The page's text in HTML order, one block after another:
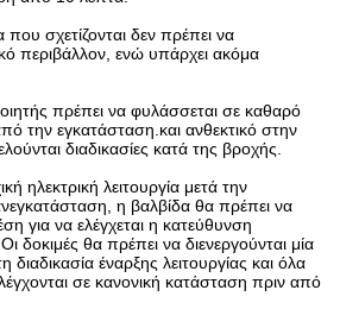
που σχετίζονται δεν πρέπει να
περιβάλλον, ενώ υπάρχει ακόμα
πρέπει να φυλάσσεται σε καθαρό
την εγκατάσταση.και ανθεκτικό στην
διαδικασίες κατά της βροχής.
ηλεκτρική λειτουργία μετά την
η βαλβίδα θα πρέπει να
για να ελέγχεται η κατεύθυνση
δοκιμές θα πρέπει να διενεργούνται μία
έναρξης λειτουργίας και όλα
σε κανονική κατάσταση πριν από